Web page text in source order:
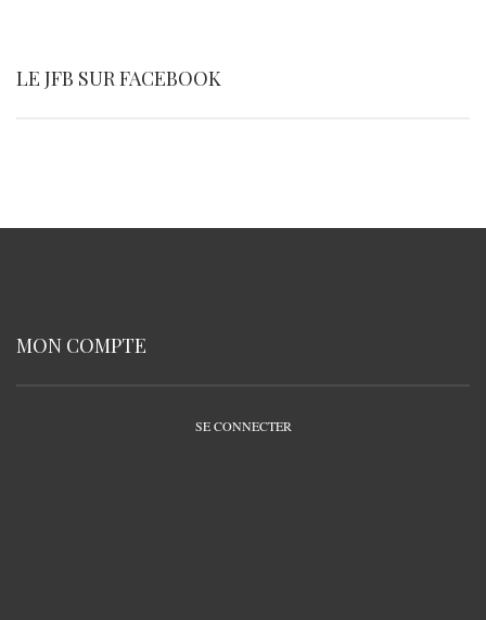
LE JFB SUR FACEBOOK
MON COMPTE
SE CONNECTER